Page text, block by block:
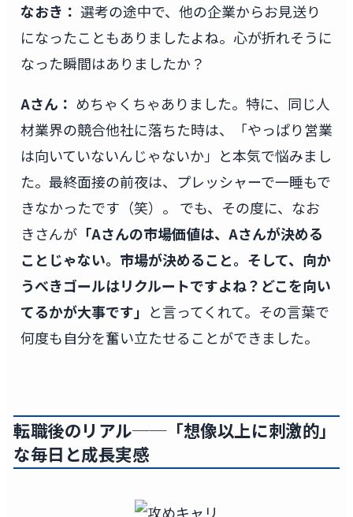
なおき： 選考の途中で、他の企業からお見送り
になったこともありましたよね。心が折れそうに
なった瞬間はありましたか？
Aさん： めちゃくちゃありました。特に、同じ人
材業界の競合他社に落ちた時は、「やっぱり営業
は向いていないんじゃないか」と本気で悩みまし
た。最終面接の前夜は、プレッシャーで一睡もで
きなかったです（笑）。 でも、その度に、なお
きさんが「Aさんの市場価値は、Aさんが決める
ことじゃない。市場が決めること。そして、向か
うべきゴールはリクルートですよね？どこを向い
てるかが大事です」 と言ってくれて。その言葉で
何度も自分を奮い立たせることができました。
転職後のリアル──「想像以上に刺激的」
な毎日と成長実感